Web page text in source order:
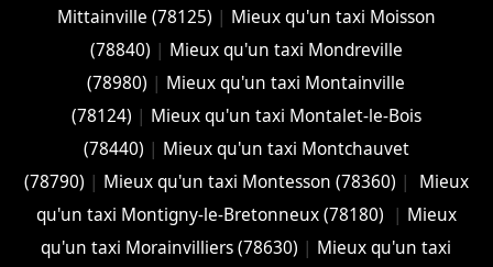
Mittainville (78125) | Mieux qu'un taxi Moisson
(78840) | Mieux qu'un taxi Mondreville
(78980) | Mieux qu'un taxi Montainville
(78124) | Mieux qu'un taxi Montalet-le-Bois
(78440) | Mieux qu'un taxi Montchauvet
(78790) | Mieux qu'un taxi Montesson (78360) |
Mieux
qu'un taxi Montigny-le-Bretonneux (78180)
| Mieux
qu'un taxi Morainvilliers (78630) | Mieux qu'un taxi